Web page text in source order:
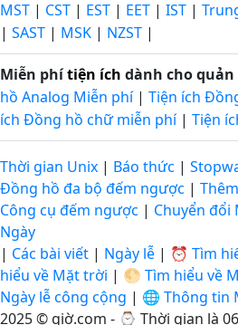
MST | CST | EST | EET | IST |
| SAST | MSK | NZST |
Miễn phítiện ích dành cho
hồ Analog Miễn phí| Tiện ích
ích Đồng hồ chữ miễn phí| Tiện
Thời gian Unix | Báo thức |
Đồng hồ đa bộ đếm ngược |
Công cụ đếm ngược | Chuyển đổi
Ngày
| Các bài viết | Ngày lễ | ⏰ Tìm
hiểu về Mặt trời | 🌕 Tìm hiểu về
Ngày lễ công cộng | 🌐 Thông tin
2025 © giờ.com - ⌚ Thời gian là